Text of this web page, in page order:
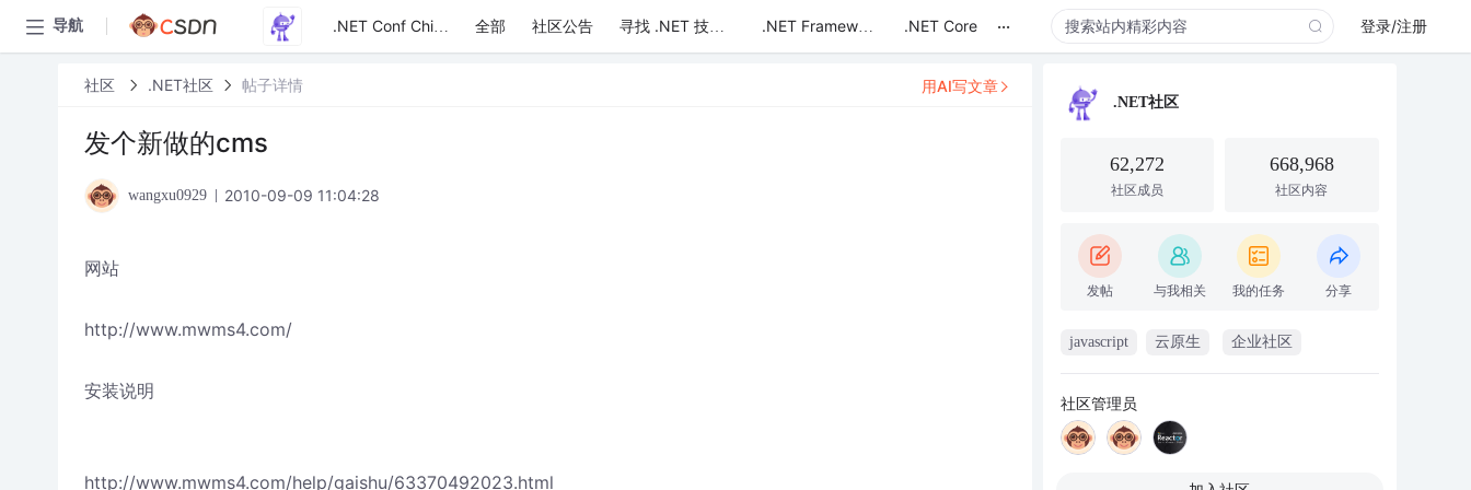
导航 .NET Conf China 全部 社区公告 寻找 .NET 技术达人 .NET Framework .NET Core ... 登录/注册
社区 .NET社区 帖子详情
发个新做的cms
wangxu0929 2010-09-09 11:04:28
网站
http://www.mwms4.com/
安装说明
http://www.mwms4.com/help/gaishu/63370492023.html
用AI写文章
.NET社区
62,272
社区成员
668,968
社区内容
发帖 与我相关 我的任务 分享
javascript 云原生 企业社区
社区管理员